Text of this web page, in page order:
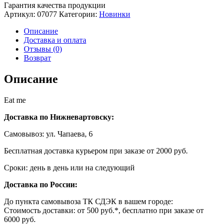
Гарантия качества продукции
Артикул: 07077 Категории: Новинки
Описание
Доставка и оплата
Отзывы (0)
Возврат
Описание
Eat me
Доставка по Нижневартовску:
Самовывоз: ул. Чапаева, 6
Бесплатная доставка курьером при заказе от 2000 руб.
Сроки: день в день или на следующий
Доставка по России:
До пункта самовывоза ТК СДЭК в вашем городе:
Стоимость доставки: от 500 руб.*, бесплатно при заказе от
6000 руб.